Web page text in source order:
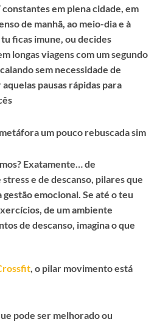
em plena cidade, em
de manhã, ao meio-dia e à
ficas imune, ou decides
longas viagens com um segundo
sem necessidade de
pausas rápidas para
um pouco rebuscada sim
Exatamente… de
e de descanso, pilares que
gestão emocional. Se até o teu
de um ambiente
de descanso, imagina o que
, o pilar movimento está
pode ser melhorado ou